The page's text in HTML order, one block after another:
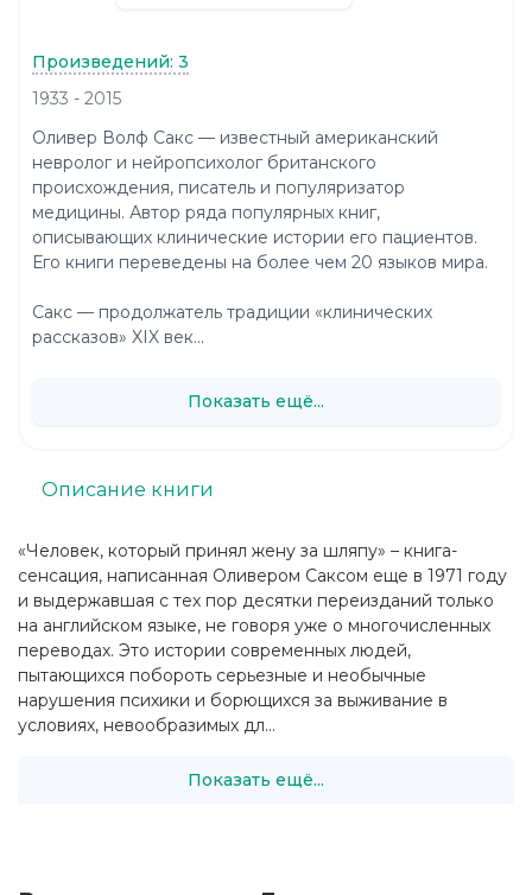
«Человек, который принял жену за шляпу» – книга-
сенсация, написанная Оливером Саксом еще в 1971 году
и выдержавшая с тех пор десятки переизданий только
на английском языке, не говоря уже о многочисленных
переводах. Это истории современных людей,
пытающихся побороть серьезные и необычные
нарушения психики и борющихся за выживание в
условиях, невообразимых дл...
Показать ещё...
Описание книги
Произведений: 3
1933 - 2015
Оливер Волф Сакс — известный американский
невролог и нейропсихолог британского
происхождения, писатель и популяризатор
медицины. Автор ряда популярных книг,
описывающих клинические истории его пациентов.
Его книги переведены на более чем 20 языков мира.
Сакс — продолжатель традиции «клинических
рассказов» XIX век...
Показать ещё...